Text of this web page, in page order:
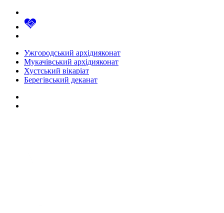
Ужгородський архідияконат
Мукачівський архідияконат
Хустський вікаріат
Берегівський деканат